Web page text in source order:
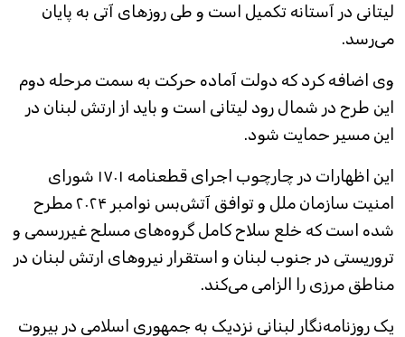
لیتانی در آستانه تکمیل است و طی روزهای آتی به پایان
می‌رسد.
وی اضافه کرد که دولت آماده حرکت به سمت مرحله دوم
این طرح در شمال رود لیتانی است و باید از ارتش لبنان در
این مسیر حمایت شود.
این اظهارات در چارچوب اجرای قطعنامه ۱۷۰۱ شورای
امنیت سازمان ملل و توافق آتش‌بس نوامبر ۲۰۲۴ مطرح
شده است که خلع سلاح کامل گروه‌های مسلح غیررسمی و
تروریستی در جنوب لبنان و استقرار نیروهای ارتش لبنان در
مناطق مرزی را الزامی می‌کند.
یک روزنامه‌نگار لبنانی نزدیک به جمهوری اسلامی در بیروت